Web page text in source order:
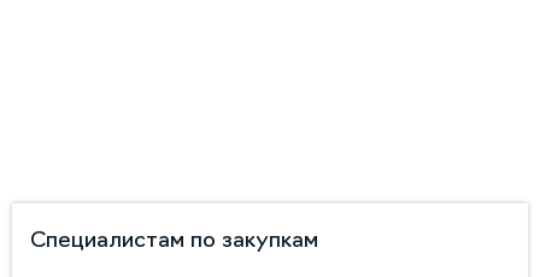
Специалистам по закупкам